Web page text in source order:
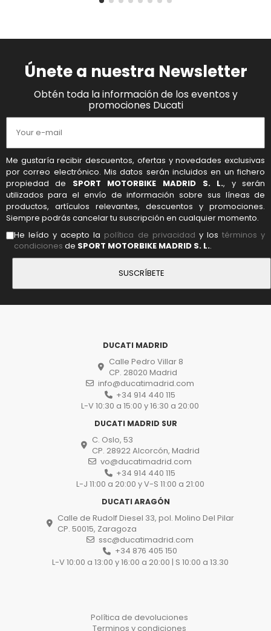
Únete a nuestra Newsletter
Obtén toda la información de los eventos y
promociones Ducati
Me gustaría recibir descuentos, ofertas y novedades exclusivas
por correo electrónico. Mis datos serán incluidos en un fichero
propiedad de SPORT MOTORBIKE MADRID S. L., y serán
utilizados para el envío de información sobre sus líneas de
productos, artículos relevantes, descuentos y promociones.
Siempre podrás cancelar tu suscripción en cualquier momento.
He leído y acepto la política de privacidad y lostérminos y
condiciones de SPORT MOTORBIKE MADRID S. L..
DUCATI MADRID
Calle Pedro Villar 8
CP. 28020 Madrid
info@ducatimadrid.com
+34 914 440 115
L-V 10:30 a 15:00 y 16:30 a 20:00
DUCATI MADRID SUR
C. Oslo, 53
CP. 28922 Alcorcón, Madrid
vo@ducatimadrid.com
+34 914 440 115
L-J 11:00 a 20:00 y V-S 11:00 a 21:00
DUCATI ARAGÓN
Calle de Rudolf Diesel 33, pol. Molino Del Pilar
CP. 50015, Zaragoza
ssc@ducatimadrid.com
+34 876 405 150
L-V 10:00 a 13:00 y 16:00 a 20:00 | S 10:00 a 13.30
Política de devoluciones
Terminos y condiciones